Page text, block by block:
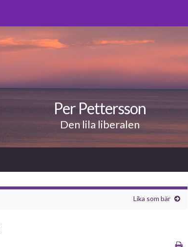
Per Pettersson
Den lila liberalen
Lika som bär